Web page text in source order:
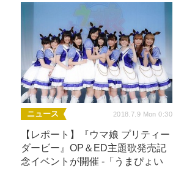
ニュース 2018.7.9 Mon 0:30
【レポート】『ウマ娘 プリティー
ダービー』OP＆ED主題歌発売記
念イベントが開催 -「うまぴょい